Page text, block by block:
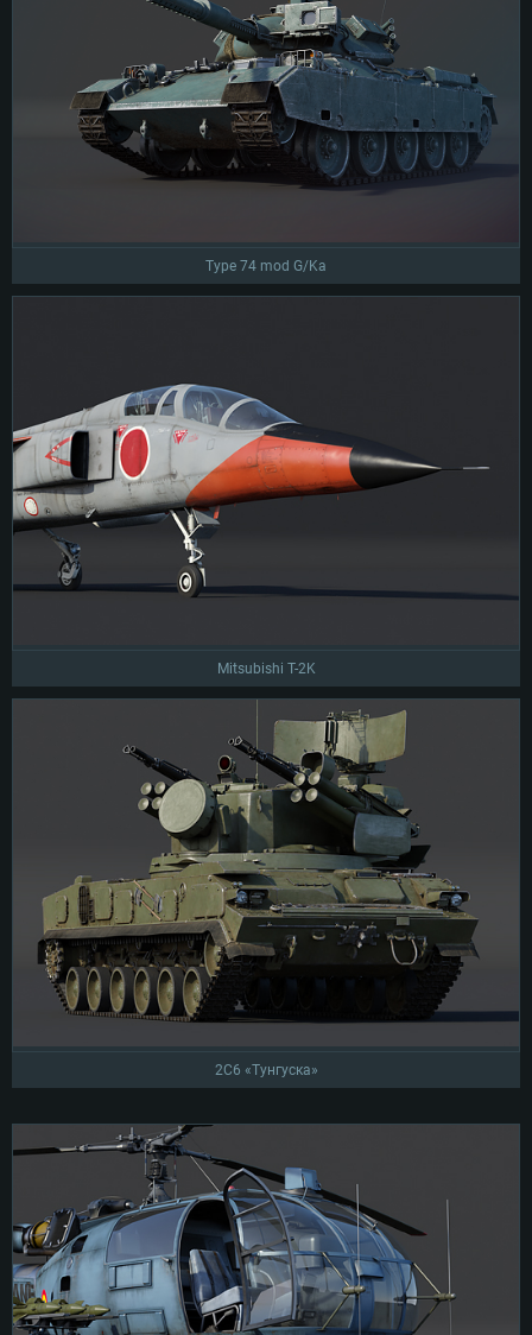
Type 74 mod G/Ka
Mitsubishi T-2K
2C6 «Тунгуска»